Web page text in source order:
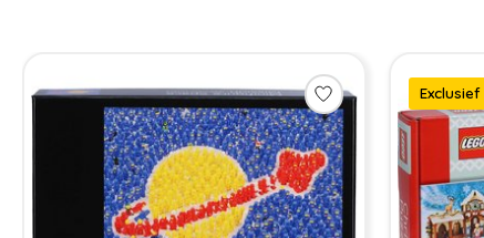
Exclusief